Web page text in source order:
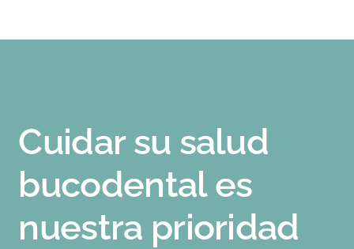
Cuidar su salud
bucodental es
nuestra prioridad